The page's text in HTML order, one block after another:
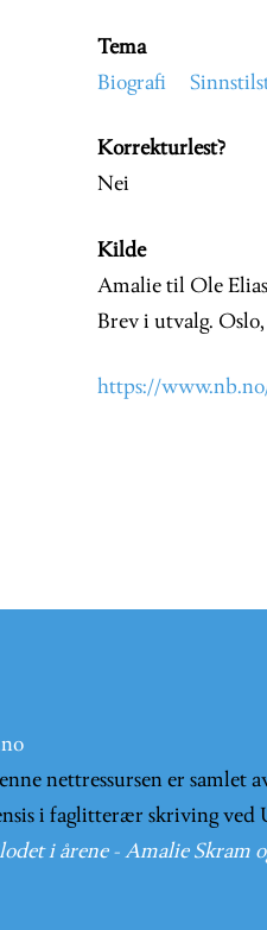
Tema
Biografi
Korrekturlest?
Nei
Kilde
Amalie til Ole Elias
Brev i utvalg.
https://
nettressursen er samlet
i faglitterær skriving
i årene - Amalie Skram